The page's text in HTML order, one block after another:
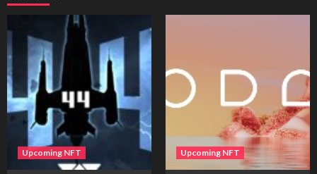
Upcoming NFT Upcoming NFT